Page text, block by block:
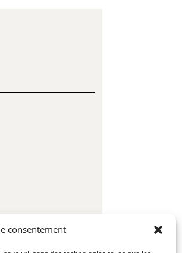
consentement